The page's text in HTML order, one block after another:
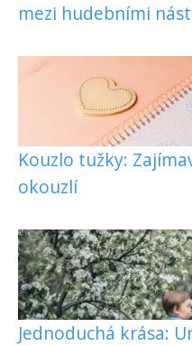
mezi hudebními
Kouzlo tužky:
okouzlí
Jednoduchá krása: